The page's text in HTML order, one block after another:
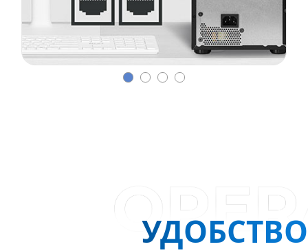
УДОБСТВО